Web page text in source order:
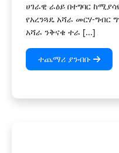
ሀገራዊ ራዕይ በተግባር
የአረንጓዴ አሻራ መርሃ-ግብር
አሻራ ንቅናቄ ተራ [...]
ተጨማሪ ያንብቡ